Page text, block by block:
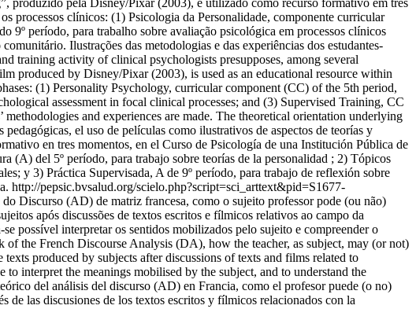
produzido pela Disney/Pixar (2003), é utilizado como recurso formativo em três
processos clínicos: (1) Psicologia da Personalidade, componente curricular
9º período, para trabalho sobre avaliação psicológica em processos clínicos
Ilustrações das metodologias e das experiências dos estudantes-
training activity of clinical psychologists presupposes, among several
produced by Disney/Pixar (2003), is used as an educational resource within
(1) Personality Psychology, curricular component (CC) of the 5th period,
assessment in focal clinical processes; and (3) Supervised Training, CC
and experiences are made. The theoretical orientation underlying
el uso de películas como ilustrativos de aspectos de teorías y
en tres momentos, en el Curso de Psicología de una Institución Pública de
(A) del 5º período, para trabajo sobre teorías de la personalidad ; 2) Tópicos
y 3) Práctica Supervisada, A de 9º período, para trabajo de reflexión sobre
http://pepsic.bvsalud.org/scielo.php?script=sci_arttext&pid=S1677-
Discurso (AD) de matriz francesa, como o sujeito professor pode (ou não)
após discussões de textos escritos e fílmicos relativos ao campo da
possível interpretar os sentidos mobilizados pelo sujeito e compreender o
the French Discourse Analysis (DA), how the teacher, as subject, may (or not)
produced by subjects after discussions of texts and films related to
interpret the meanings mobilised by the subject, and to understand the
del análisis del discurso (AD) en Francia, como el profesor puede (o no)
de las discusiones de los textos escritos y fílmicos relacionados con la